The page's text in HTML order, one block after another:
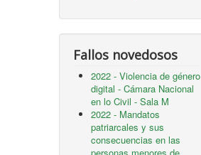
Fallos novedosos
2022 - Violencia de género
digital - Cámara Nacional
en lo Civil - Sala M
2022 - Mandatos
patriarcales y sus
consecuencias en las